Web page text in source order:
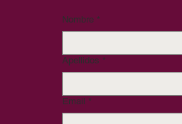
Nombre *
Apellidos *
Email *